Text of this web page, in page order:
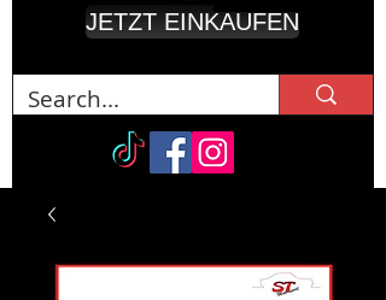
JETZT EINKAUFEN